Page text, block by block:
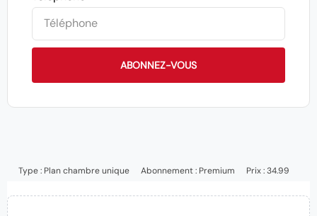
ABONNEZ-VOUS
Type : Plan chambre unique Abonnement : Premium Prix : 34.99